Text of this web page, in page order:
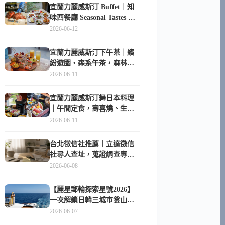
宜蘭力麗威斯汀 Buffet｜知
味西餐廳 Seasonal Tastes 晚
餐早餐吃什麼？
2026-06-12
宜蘭力麗威斯汀下午茶｜繽
紛遊園・森系午茶，森林系
甜點超好拍
2026-06-11
宜蘭力麗威斯汀舞日本料理
｜午間定食，壽喜燒、生魚
片與日式包廂空間
2026-06-11
台北徵信社推薦｜立達徵信
社尋人查址，蒐證調查專家
陪你找回失聯的家人
2026-06-08
【麗星郵輪探索星號2026】
一次解鎖日韓三城市釜山、
長崎、那霸｜餐點升級、表
2026-06-07